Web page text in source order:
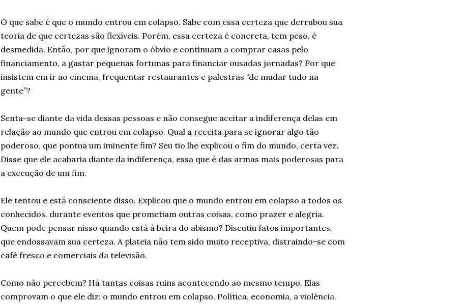
O que sabe é que o mundo entrou em colapso. Sabe com essa certeza que derrubou sua
teoria de que certezas são flexíveis. Porém, essa certeza é concreta, tem peso, é
desmedida. Então, por que ignoram o óbvio e continuam a comprar casas pelo
financiamento, a gastar pequenas fortunas para financiar ousadas jornadas? Por que
insistem em ir ao cinema, frequentar restaurantes e palestras “de mudar tudo na
gente”?
Senta-se diante da vida dessas pessoas e não consegue aceitar a indiferença delas em
relação ao mundo que entrou em colapso. Qual a receita para se ignorar algo tão
poderoso, que pontua um iminente fim? Seu tio lhe explicou o fim do mundo, certa vez.
Disse que ele acabaria diante da indiferença, essa que é das armas mais poderosas para
a execução de um fim.
Ele tentou e está consciente disso. Explicou que o mundo entrou em colapso a todos os
conhecidos, durante eventos que prometiam outras coisas, como prazer e alegria.
Quem pode pensar nisso quando está à beira do abismo? Discutiu fatos importantes,
que endossavam sua certeza. A plateia não tem sido muito receptiva, distraindo-se com
café fresco e comerciais da televisão.
Como não percebem? Há tantas coisas ruins acontecendo ao mesmo tempo. Elas
comprovam o que ele diz: o mundo entrou em colapso. Política, economia, a violência.